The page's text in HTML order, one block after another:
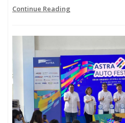
Continue Reading